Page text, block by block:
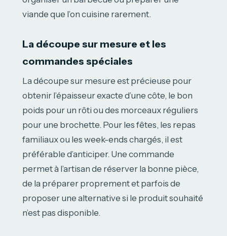
viande que l’on cuisine rarement.
La découpe sur mesure et les
commandes spéciales
La découpe sur mesure est précieuse pour
obtenir l’épaisseur exacte d’une côte, le bon
poids pour un rôti ou des morceaux réguliers
pour une brochette. Pour les fêtes, les repas
familiaux ou les week-ends chargés, il est
préférable d’anticiper. Une commande
permet à l’artisan de réserver la bonne pièce,
de la préparer proprement et parfois de
proposer une alternative si le produit souhaité
n’est pas disponible.